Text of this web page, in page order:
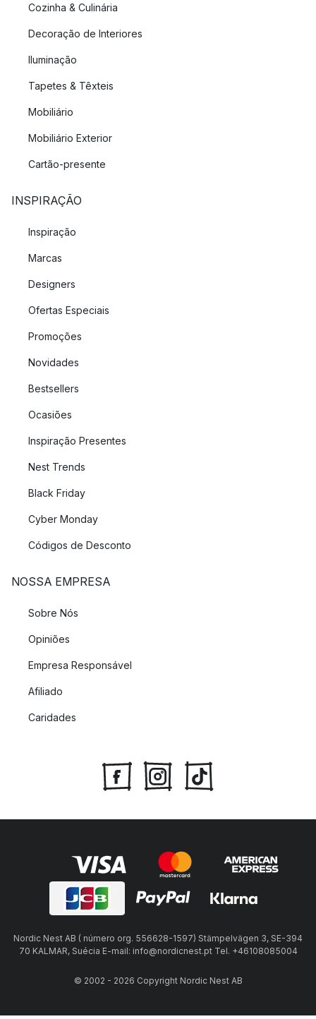
Cozinha & Culinária
Decoração de Interiores
Iluminação
Tapetes & Têxteis
Mobiliário
Mobiliário Exterior
Cartão-presente
INSPIRAÇÃO
Inspiração
Marcas
Designers
Ofertas Especiais
Promoções
Novidades
Bestsellers
Ocasiões
Inspiração Presentes
Nest Trends
Black Friday
Cyber Monday
Códigos de Desconto
NOSSA EMPRESA
Sobre Nós
Opiniões
Empresa Responsável
Afiliado
Caridades
Nordic Nest AB ( número org. 556628-1597) Stämpelvägen 3, SE-394
70 KALMAR, Suécia E-mail: info@nordicnest.pt Tel. +46108085004
© 2002 - 2026 Copyright Nordic Nest AB